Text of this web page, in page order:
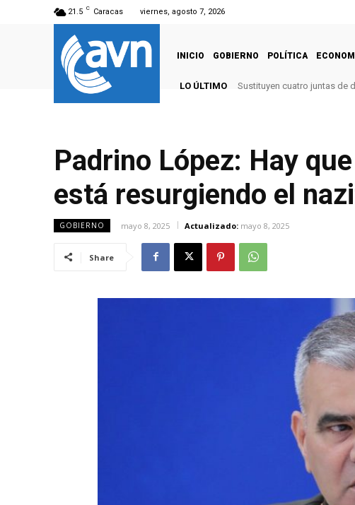
21.5 C Caracas viernes, agosto 7, 2026
INICIO GOBIERNO POLÍTICA
LO ÚLTIMO Sustituyen cuatro juntas de
Padrino López: Hay
está resurgiendo el
GOBIERNO mayo 8, 2025 Actualizado: mayo 8, 2025
Share